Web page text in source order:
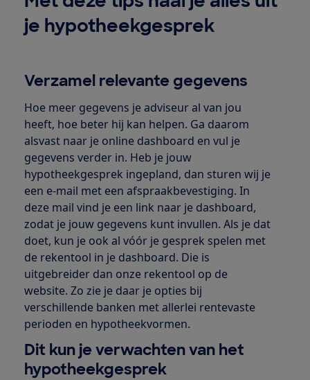
je hypotheekgesprek
Verzamel relevante gegevens
Hoe meer gegevens je adviseur al van jou
heeft, hoe beter hij kan helpen. Ga daarom
alsvast naar je online dashboard en vul je
gegevens verder in. Heb je jouw
hypotheekgesprek ingepland, dan sturen wij je
een e-mail met een afspraakbevestiging. In
deze mail vind je een link naar je dashboard,
zodat je jouw gegevens kunt invullen. Als je dat
doet, kun je ook al vóór je gesprek spelen met
de rekentool in je dashboard. Die is
uitgebreider dan onze rekentool op de
website. Zo zie je daar je opties bij
verschillende banken met allerlei rentevaste
perioden en hypotheekvormen.
Dit kun je verwachten van het
hypotheekgesprek